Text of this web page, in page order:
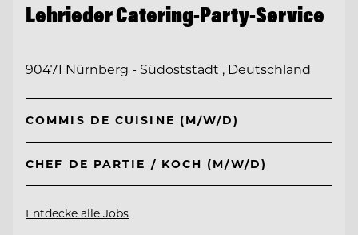
Lehrieder Catering-Party-Service
90471 Nürnberg - Südoststadt , Deutschland
COMMIS DE CUISINE (M/W/D)
CHEF DE PARTIE / KOCH (M/W/D)
Entdecke alle Jobs